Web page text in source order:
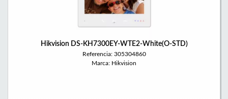
Hikvision DS-KH7300EY-WTE2-White(O-STD)
Referencia: 305304860
Marca: Hikvision